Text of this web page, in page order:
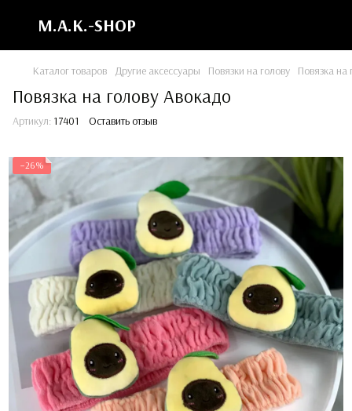
M.A.K.-SHOP
Каталог товаров Другие аксессуары Повязки на голову Повязка на
Повязка на голову Авокадо
Артикул: 17401 Оставить отзыв
−26%